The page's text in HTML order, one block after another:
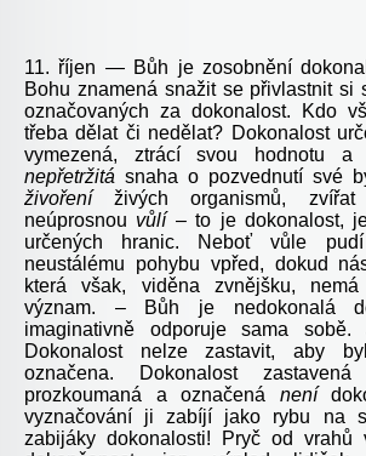
11. říjen — Bůh je zosobnění
Bohu znamená snažit se přivlastnit si
označovaných za dokonalost. Kdo
třeba dělat či nedělat? Dokonalost
vymezená, ztrácí svou hodnotu a
nepřetržitá snaha o pozvednutí své
živořeníživých organismů,
neúprosnou vůlí– to je dokonalost,
určených hranic. Neboť vůle
neustálému pohybu vpřed, dokud
která však, viděna zvnějšku,
význam. – Bůh je nedokonalá
imaginativně odporuje sama sobě.
Dokonalost nelze zastavit, aby
označena. Dokonalost
prozkoumaná a označená není
vyznačování ji zabíjí jako rybu na
zabijáky dokonalosti! Pryč od